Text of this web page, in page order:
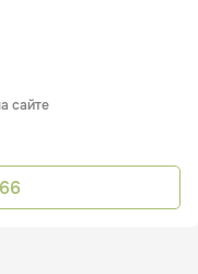
сайте
66